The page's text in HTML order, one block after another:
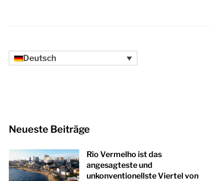
Deutsch
Neueste Beiträge
Rio Vermelho ist das
angesagteste und
unkonventionellste Viertel von